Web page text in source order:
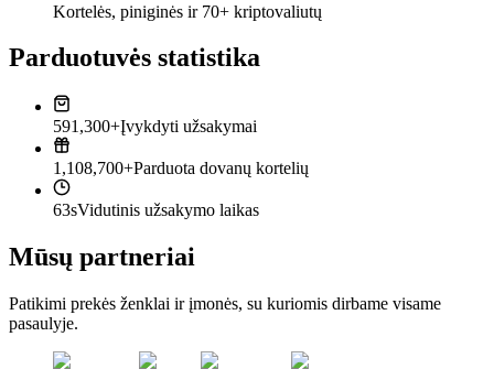
Kortelės, piniginės ir 70+ kriptovaliutų
Parduotuvės statistika
591,300+Įvykdyti užsakymai
1,108,700+Parduota dovanų kortelių
63sVidutinis užsakymo laikas
Mūsų partneriai
Patikimi prekės ženklai ir įmonės, su kuriomis dirbame visame
pasaulyje.